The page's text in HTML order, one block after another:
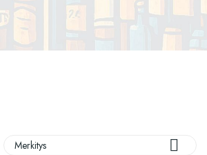
Merkitys 